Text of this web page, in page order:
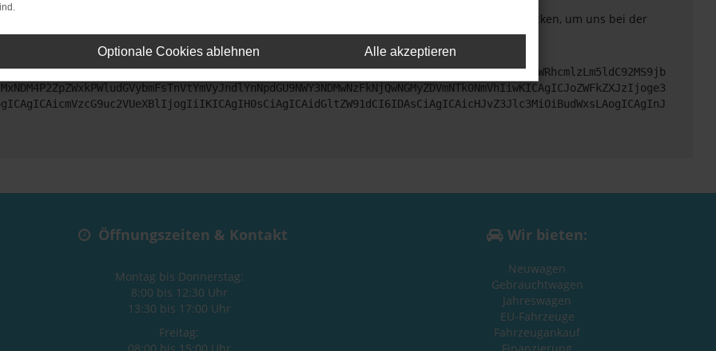
uns bitte. Wir werden versuchen, das Problem zu beheben. Du kannst uns diesen Text schicken, um uns bei der
Öffnungszeiten & Kontakt
Montag bis Donnerstag:
8:00 bis 12:30 Uhr
13:30 bis 17:00 Uhr
Freitag:
Wir bieten:
Neuwagen
Gebrauchtwagen
Jahreswagen
EU-Fahrzeuge
Fahrzeugankauf
Optionale Cookies ablehnen Alle akzeptieren